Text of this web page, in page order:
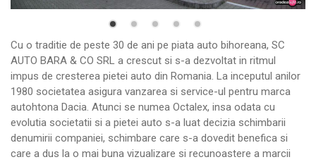
Cu o traditie de peste 30 de ani pe piata auto bihoreana, SC
AUTO BARA & CO SRL a crescut si s-a dezvoltat in ritmul
impus de cresterea pietei auto din Romania. La inceputul anilor
1980 societatea asigura vanzarea si service-ul pentru marca
autohtona Dacia. Atunci se numea Octalex, insa odata cu
evolutia societatii si a pietei auto s-a luat decizia schimbarii
denumirii companiei, schimbare care s-a dovedit benefica si
care a dus la o mai buna vizualizare si recunoastere a marcii